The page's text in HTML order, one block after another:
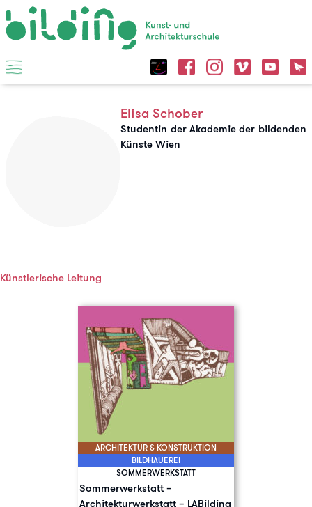
Elisa Schober
Studentin der Akademie der bildenden
Künste Wien
Künstlerische Leitung
ARCHITEKTUR & KONSTRUKTION
BILDHAUEREI
SOMMERWERKSTATT
Sommerwerkstatt –
Architekturwerkstatt – LABilding